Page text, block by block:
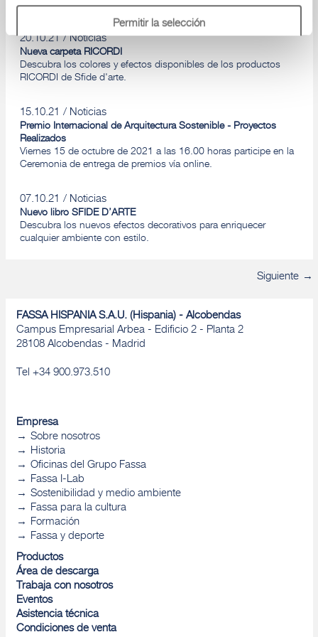
Permitir la selección
Denegar
2023.
20.10.21 Noticias
Nueva carpeta RICORDI
Descubra los colores y efectos disponibles de los productos
RICORDI de Sfide d'arte.
15.10.21 Noticias
Premio Internacional de Arquitectura Sostenible - Proyectos
Realizados
Viernes 15 de octubre de 2021 a las 16.00 horas participe en la
Ceremonia de entrega de premios vía online.
07.10.21 Noticias
Nuevo libro SFIDE D’ARTE
Descubra los nuevos efectos decorativos para enriquecer
cualquier ambiente con estilo.
Siguiente
FASSA HISPANIA S.A.U. (Hispania) - Alcobendas
Campus Empresarial Arbea - Edificio 2 - Planta 2
28108 Alcobendas - Madrid
Tel +34 900.973.510
Empresa
Sobre nosotros
Historia
Oficinas del Grupo Fassa
Fassa I-Lab
Sostenibilidad y medio ambiente
Fassa para la cultura
Formación
Fassa y deporte
Productos
Área de descarga
Trabaja con nosotros
Eventos
Asistencia técnica
Condiciones de venta